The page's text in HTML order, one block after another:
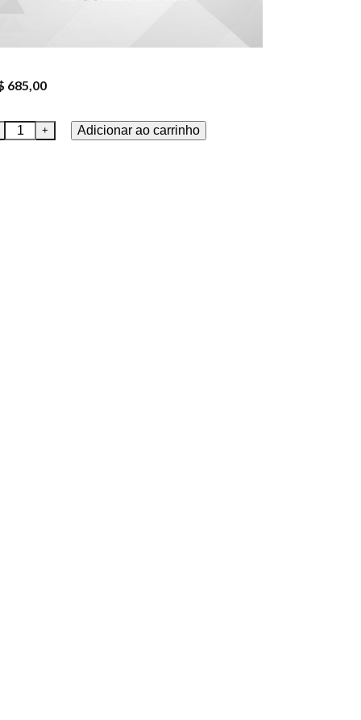
685,00
Adicionar ao carrinho